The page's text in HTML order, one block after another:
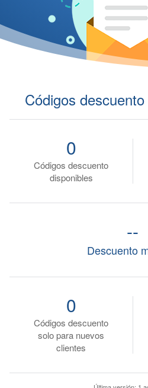
Códigos
Códigos descuento
disponibles
0
Descuento
--
Códigos descuento
solo para nuevos
clientes
0